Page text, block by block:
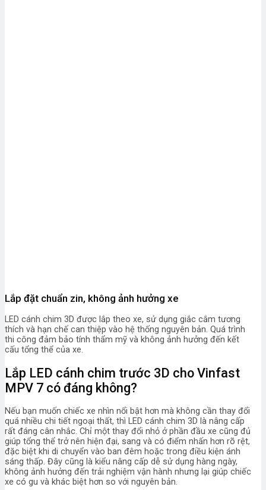
Lắp đặt chuẩn zin, không ảnh hưởng xe
LED cánh chim 3D được lắp theo xe, sử dụng giắc cắm tương
thích và hạn chế can thiệp vào hệ thống nguyên bản. Quá trình
thi công đảm bảo tính thẩm mỹ và không ảnh hưởng đến kết
cấu tổng thể của xe.
Lắp LED cánh chim trước 3D cho Vinfast
MPV 7 có đáng không?
Nếu bạn muốn chiếc xe nhìn nổi bật hơn mà không cần thay đổi
quá nhiều chi tiết ngoại thất, thì LED cánh chim 3D là nâng cấp
rất đáng cân nhắc. Chỉ một thay đổi nhỏ ở phần đầu xe cũng đủ
giúp tổng thể trở nên hiện đại, sang và có điểm nhấn hơn rõ rệt,
đặc biệt khi di chuyển vào ban đêm hoặc trong điều kiện ánh
sáng thấp. Đây cũng là kiểu nâng cấp dễ sử dụng hàng ngày,
không ảnh hưởng đến trải nghiệm vận hành nhưng lại giúp chiếc
xe có gu và khác biệt hơn so với nguyên bản.